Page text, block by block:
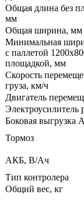
Общая длина без
мм
Общая ширина, мм
Минимальная
с паллетой
площадкой, мм
Скорость
груза, км/ч
Двигатель
Электроусилитель
Боковая выгрузка
Тормоз
АКБ, В/Ач
Тип контролера
Общий вес, кг